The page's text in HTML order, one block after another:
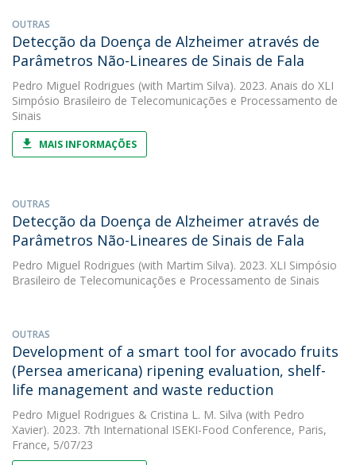
OUTRAS
Detecção da Doença de Alzheimer através de
Parâmetros Não-Lineares de Sinais de Fala
Pedro Miguel Rodrigues (with Martim Silva). 2023. Anais do XLI
Simpósio Brasileiro de Telecomunicações e Processamento de
Sinais
MAIS INFORMAÇÕES
OUTRAS
Detecção da Doença de Alzheimer através de
Parâmetros Não-Lineares de Sinais de Fala
Pedro Miguel Rodrigues (with Martim Silva). 2023. XLI Simpósio
Brasileiro de Telecomunicações e Processamento de Sinais
OUTRAS
Development of a smart tool for avocado fruits
(Persea americana) ripening evaluation, shelf-
life management and waste reduction
Pedro Miguel Rodrigues & Cristina L. M. Silva (with Pedro
Xavier). 2023. 7th International ISEKI-Food Conference, Paris,
France, 5/07/23